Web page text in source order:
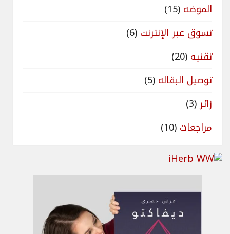
الموضه (15)
تسوق عبر الإنترنت (6)
تقنيه (20)
توصيل البقاله (5)
زائر(3)
مراجعات (10)